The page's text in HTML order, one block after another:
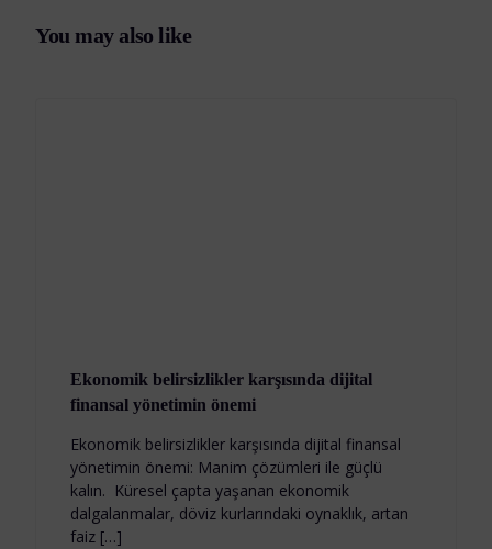
You may also like
Ekonomik belirsizlikler karşısında dijital
finansal yönetimin önemi
Ekonomik belirsizlikler karşısında dijital finansal
yönetimin önemi: Manim çözümleri ile güçlü
kalın. Küresel çapta yaşanan ekonomik
dalgalanmalar, döviz kurlarındaki oynaklık, artan
faiz […]